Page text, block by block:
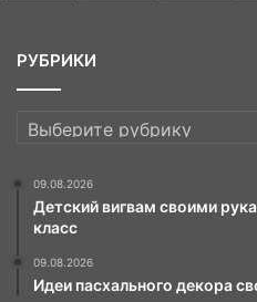
РУБРИКИ
РУБРИКИ
09.08.2026
Детский вигвам своими
класс
09.08.2026
Идеи пасхального декора